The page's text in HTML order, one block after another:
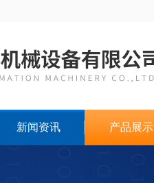
新闻资讯 产品展示